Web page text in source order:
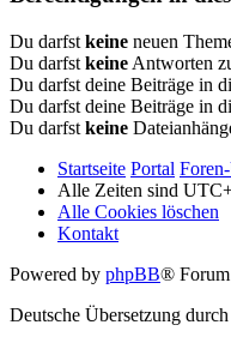
Du darfst keine neuen
Du darfst keine Antworten
Du darfst deine Beiträge in
Du darfst deine Beiträge in
Du darfst keine
Startseite Portal
Alle Zeiten sind
Alle Cookies löschen
Kontakt
Powered by phpBB®
Deutsche Übersetzung durch